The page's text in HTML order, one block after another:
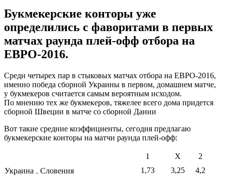
Букмекерские конторы уже
определились с фаворитами в первых
матчах раунда плей-офф отбора на
ЕВРО-2016.
Среди четырех пар в стыковых матчах отбора на ЕВРО-2016,
именно победа сборной Украины в первом, домашнем матче,
у букмекеров считается самым вероятным исходом.
По мнению тех же букмекеров, тяжелее всего дома придется
сборной Швеции в матче со сборной Дании
Вот такие средние коэффициенты, сегодня предлагаю
букмекерские конторы на матчи раунда плей-офф:
1 Х
2
Украина ₋ Словения
1,73 3,25
4,2